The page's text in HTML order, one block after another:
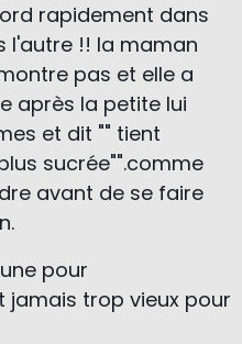
rapidement dans
l'autre !! la maman
pas et elle a
après la petite lui
et dit "" tient
sucrée"".comme
avant de se faire
pour
jamais trop vieux pour